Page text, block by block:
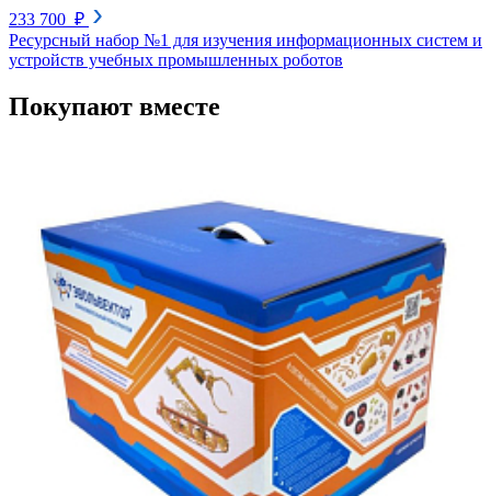
233 700 ₽
Ресурсный набор №1 для изучения информационных систем и
устройств учебных промышленных роботов
Покупают вместе